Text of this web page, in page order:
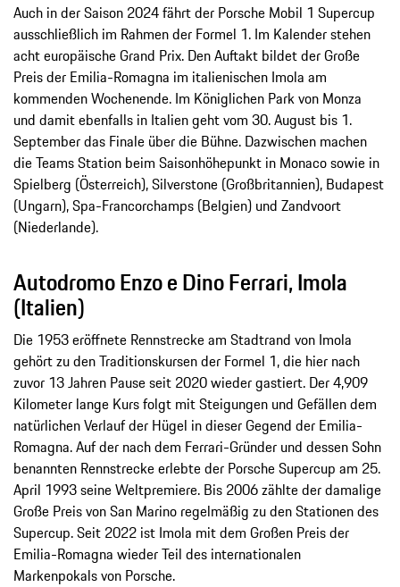
Auch in der Saison 2024 fährt der Porsche Mobil 1 Supercup
ausschließlich im Rahmen der Formel 1. Im Kalender stehen
acht europäische Grand Prix. Den Auftakt bildet der Große
Preis der Emilia-Romagna im italienischen Imola am
kommenden Wochenende. Im Königlichen Park von Monza
und damit ebenfalls in Italien geht vom 30. August bis 1.
September das Finale über die Bühne. Dazwischen machen
die Teams Station beim Saisonhöhepunkt in Monaco sowie in
Spielberg (Österreich), Silverstone (Großbritannien), Budapest
(Ungarn), Spa-Francorchamps (Belgien) und Zandvoort
(Niederlande).
Autodromo Enzo e Dino Ferrari, Imola
(Italien)
Die 1953 eröffnete Rennstrecke am Stadtrand von Imola
gehört zu den Traditionskursen der Formel 1, die hier nach
zuvor 13 Jahren Pause seit 2020 wieder gastiert. Der 4,909
Kilometer lange Kurs folgt mit Steigungen und Gefällen dem
natürlichen Verlauf der Hügel in dieser Gegend der Emilia-
Romagna. Auf der nach dem Ferrari-Gründer und dessen Sohn
benannten Rennstrecke erlebte der Porsche Supercup am 25.
April 1993 seine Weltpremiere. Bis 2006 zählte der damalige
Große Preis von San Marino regelmäßig zu den Stationen des
Supercup. Seit 2022 ist Imola mit dem Großen Preis der
Emilia-Romagna wieder Teil des internationalen
Markenpokals von Porsche.